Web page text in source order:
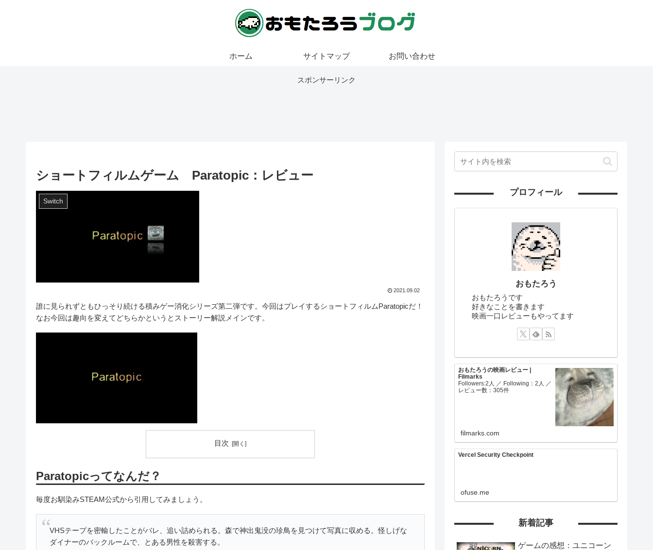
ホーム サイトマップ お問い合わせ
スポンサーリンク
ショートフィルムゲーム Paratopic：レビュー
Switch
2021.09.02
誰に見られずともひっそり続ける積みゲー消化シリーズ第二弾です。今回はプレイするショートフィルムParatopicだ！
なお今回は趣向を変えてどちらかというとストーリー解説メインです。
目次
Paratopicってなんだ？
毎度お馴染みSTEAM公式から引用してみましょう。
VHSテープを密輸したことがバレ、追い詰められる。森で神出鬼没の珍鳥を見つけて写真に収める。怪しげな
ダイナーのバックルームで、とある男性を殺害する。
プロフィール
おもたろう
おもたろうです
好きなことを書きます
映画一口レビューもやってます
おもたろうの映画レビュー |
Filmarks
Followers:2人 ／ Following：2人 ／
レビュー数：305件
filmarks.com
Vercel Security Checkpoint
ofuse.me
新着記事
ゲームの感想：ユニコーン